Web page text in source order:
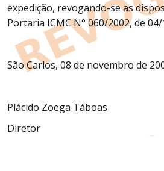
expedição, revogando-se as
Portaria ICMC N° 060/2002, de
São Carlos, 08 de novembro de
Plácido Zoega Táboas
Diretor